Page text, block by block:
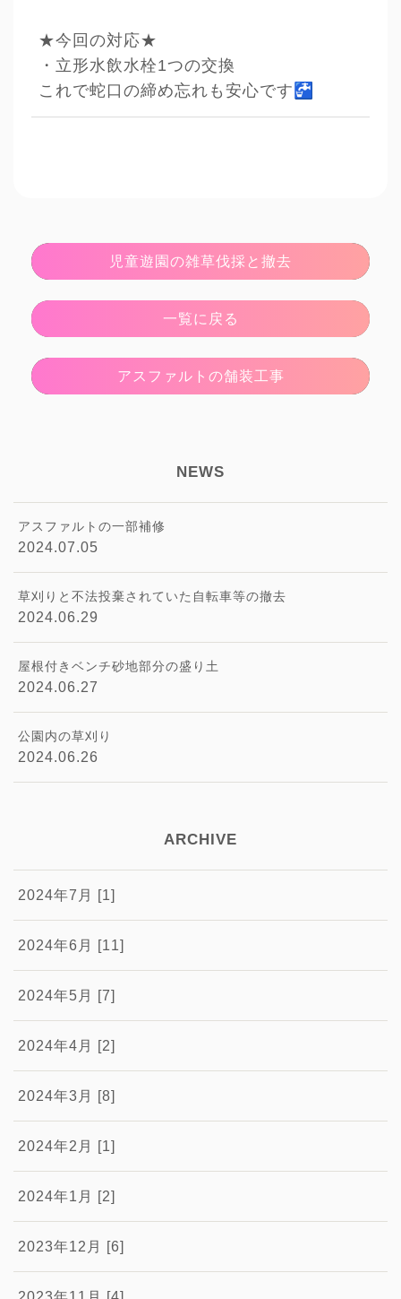
★今回の対応★
・立形水飲水栓1つの交換
これで蛇口の締め忘れも安心です 🚰
児童遊園の雑草伐採と撤去
一覧に戻る
アスファルトの舗装工事
NEWS
アスファルトの一部補修
2024.07.05
草刈りと不法投棄されていた自転車等の撤去
2024.06.29
屋根付きベンチ砂地部分の盛り土
2024.06.27
公園内の草刈り
2024.06.26
ARCHIVE
2024年7月 [1]
2024年6月 [11]
2024年5月 [7]
2024年4月 [2]
2024年3月 [8]
2024年2月 [1]
2024年1月 [2]
2023年12月 [6]